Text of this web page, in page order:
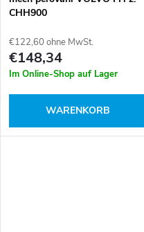
CHH900
€122,60 ohne MwSt.
€148,34
Im Online-Shop auf Lager
WARENKORB